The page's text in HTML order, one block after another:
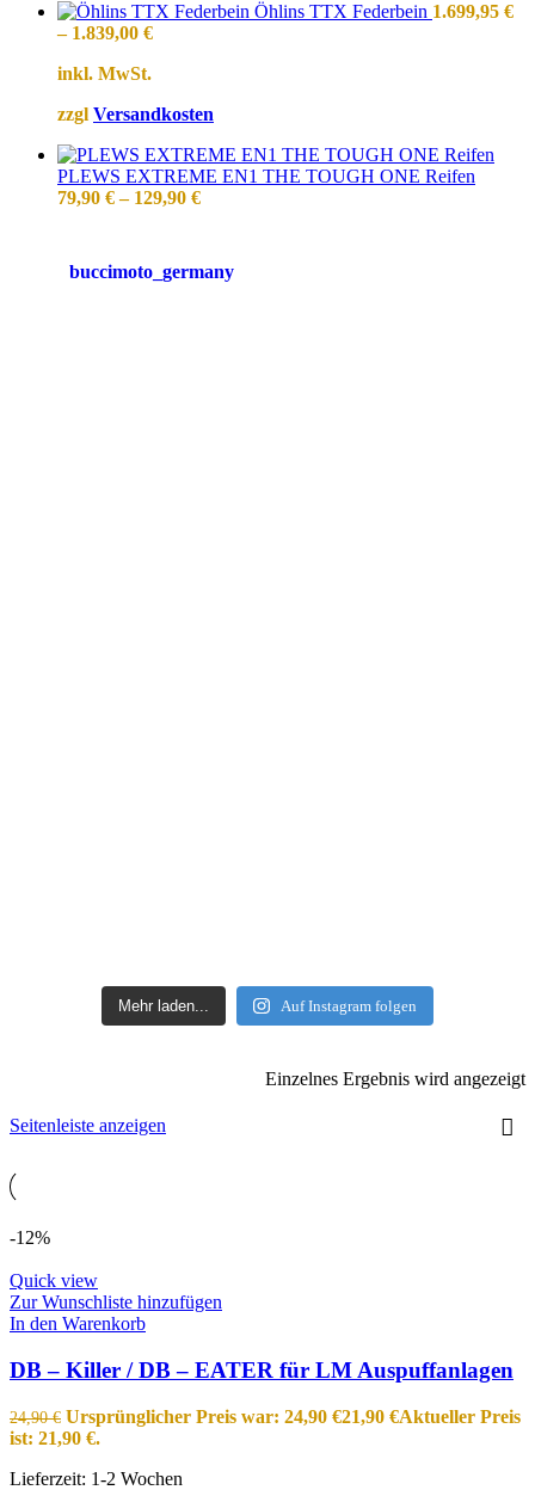
Öhlins TTX Federbein 1.699,95 €
– 1.839,00 €
inkl. MwSt.
zzgl Versandkosten
PLEWS EXTREME EN1 THE TOUGH ONE Reifen
79,90 €– 129,90 €
buccimoto_germany
Mehr laden... Auf Instagram folgen
Einzelnes Ergebnis wird angezeigt
Seitenleiste anzeigen
-12%
Quick view
Zur Wunschliste hinzufügen
In den Warenkorb
DB – Killer / DB – EATER für LM Auspuffanlagen
24,90€ Ursprünglicher Preis war: 24,90 €21,90 €Aktueller Preis
ist: 21,90 €.
Lieferzeit: 1-2 Wochen